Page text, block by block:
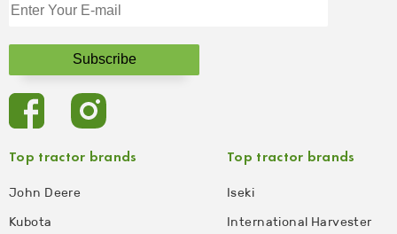
Top tractor brands
John Deere
Kubota
Top tractor brands
Iseki
International Harvester